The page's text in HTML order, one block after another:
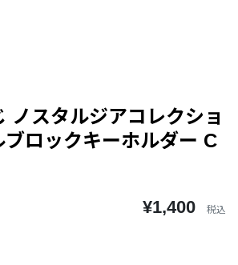
ノスタルジアコレクショ
ブロックキーホルダー C
¥1,400 税込